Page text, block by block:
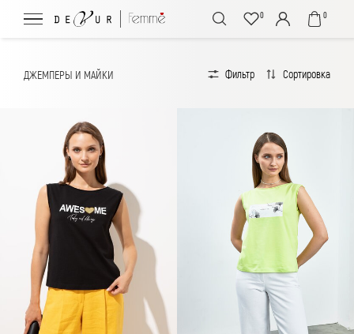
0 0
ДЖЕМПЕРЫ И МАЙКИ Фильтр
Цена (по
возрастанию)
Цена (по
убыванию)
Сортировка